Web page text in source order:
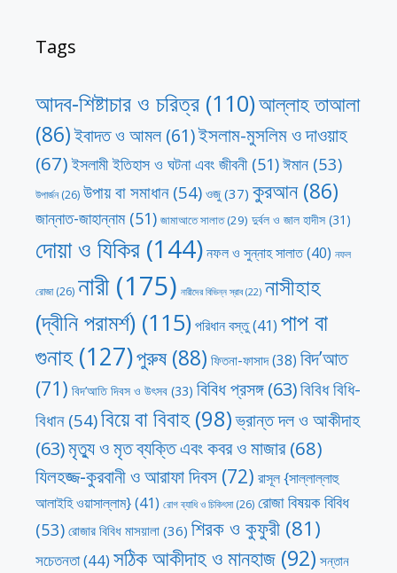
Tags
আদব-শিষ্টাচার ও চরিত্র (110)আল্লাহ তাআলা
(86)ইবাদত ও আমল(61)ইসলাম-মুসলিম ও দাওয়াহ
(67) ইসলামী ইতিহাস ও ঘটনা এবং জীবনী(51)ঈমান (53)
উপার্জন(26) উপায় বা সমাধান(54) ওজু (37) কুরআন(86)
জান্নাত-জাহান্নাম(51) জামাআতে সালাত(29) দুর্বল ও জাল হাদীস (31)
দোয়া ও যিকির (144)নফল ও সুন্নাহ সালাত(40) নফল
রোজা(26) নারী(175) নারীদের বিভিন্ন স্রাব(22) নাসীহাহ
(দ্বীনি পরামর্শ) (115)পরিধান বস্তু(41) পাপ বা
গুনাহ(127)পুরুষ(88) ফিতনা-ফাসাদ(38) বিদ’আত
(71) বিদ’আতি দিবস ও উৎসব (33) বিবিধ প্রসঙ্গ(63)বিবিধ বিধি-
বিধান(54)বিয়ে বা বিবাহ (98)ভ্রান্ত দল ও আকীদাহ
(63)মৃত্যু ও মৃত ব্যক্তি এবং কবর ও মাজার(68)
যিলহজ্জ-কুরবানী ও আরাফা দিবস (72) রাসূল {সাল্লাল্লাহু
আলাইহি ওয়াসাল্লাম}(41) রোগ ব্যাধি ও চিকিৎসা(26) রোজা বিষয়ক বিবিধ
(53) রোজার বিবিধ মাসয়ালা (36) শিরক ও কুফুরী (81)
সচেতনতা(44) সঠিক আকীদাহ ও মানহাজ (92) সন্তান